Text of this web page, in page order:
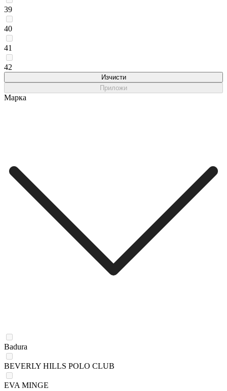
39
40
41
42
Изчисти
Приложи
Марка
Badura
BEVERLY HILLS POLO CLUB
EVA MINGE